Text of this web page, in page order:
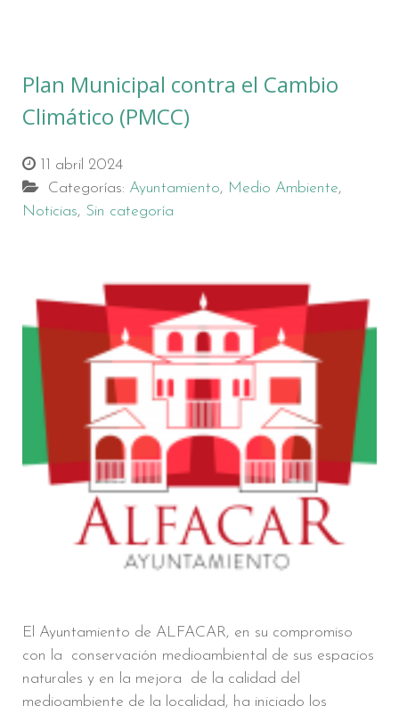
Plan Municipal contra el Cambio
Climático (PMCC)
11 abril 2024
Categorías: Ayuntamiento, Medio Ambiente,
Noticias, Sin categoría
El Ayuntamiento de ALFACAR, en su compromiso
con la conservación medioambiental de sus espacios
naturales y en la mejora de la calidad del
medioambiente de la localidad, ha iniciado los